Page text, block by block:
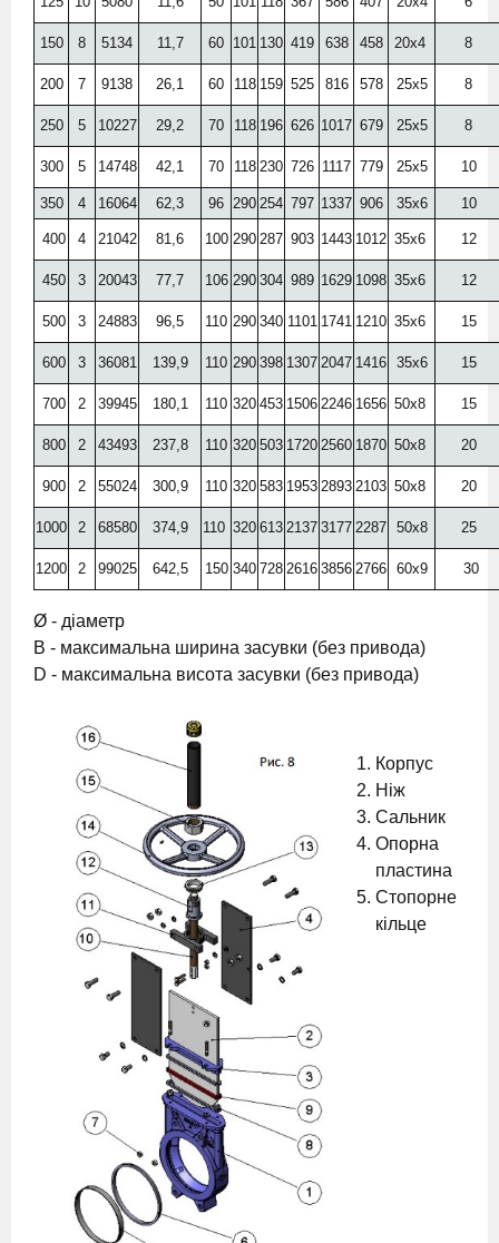
150 8 5134 11,7 60 101 130 419 638 458 20х4 8
200 7 9138 26,1 60 118 159 525 816 578 25х5 8
250 5 10227 29,2 70 118 196 626 1017 679 25х5 8
300 5 14748 42,1 70 118 230 726 1117 779 25х5 10
350 4 16064 62,3 96 290 254 797 1337 906 35х6 10
400 4 21042 81,6 100 290 287 903 1443 1012 35х6 12
450 3 20043 77,7 106 290 304 989 1629 1098 35х6 12
500 3 24883 96,5 110 290 340 1101 1741 1210 35х6 15
600 3 36081 139,9 110 290 398 1307 2047 1416 35х6 15
700 2 39945 180,1 110 320 453 1506 2246 1656 50х8 15
800 2 43493 237,8 110 320 503 1720 2560 1870 50х8 20
900 2 55024 300,9 110 320 583 1953 2893 2103 50х8 20
1000 2 68580 374,9 110 320 613 2137 3177 2287 50х8 25
1200 2 99025 642,5 150 340 728 2616 3856 2766 60х9 30
Ø - діаметр
B - максимальна ширина засувки (без привода)
D - максимальна висота засувки (без привода)
Корпус
Ніж
Сальник
Опорна
пластина
Стопорне
кільце